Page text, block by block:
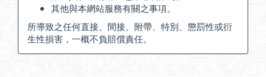
其他與本網站服務有關之事項。
所導致之任何直接、間接、附帶、特別、懲罰性或衍
生性損害，一概不負賠償責任。